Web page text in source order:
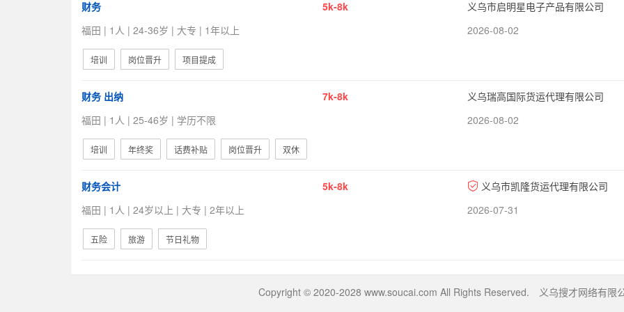
财务 5k-8k
义乌市启明星电子产品有限公司
福田 | 1人 | 24-36岁 | 大专 | 1年以上
2026-08-02
培训 岗位晋升 项目提成
财务 出纳 7k-8k
义乌瑞高国际货运代理有限公司
福田 | 1人 | 25-46岁 | 学历不限
2026-08-02
培训 年终奖 话费补贴 岗位晋升 双休
财务会计 5k-8k
义乌市凯隆货运代理有限公司
福田 | 1人 | 24岁以上 | 大专 | 2年以上
2026-07-31
五险 旅游 节日礼物
Copyright © 2020-2028 www.soucai.com All Rights Reserved. 义乌搜才网络有限